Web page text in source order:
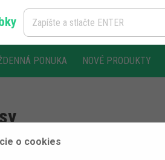
o cookies
PONUKA NOVÉ PRODUKTY